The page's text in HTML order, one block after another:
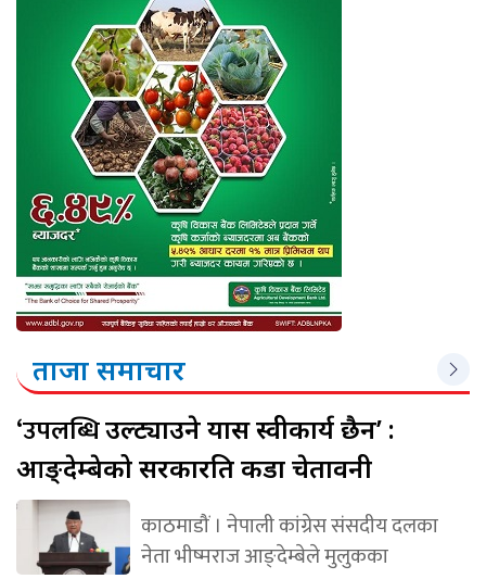
ताजा समाचार
‘उपलब्धिउल्ट्याउने प्रयास स्वीकार्य छैन’ :
आङ्देम्बेको सरकारप्रति कडा चेतावनी
काठमाडौं । नेपाली कांग्रेस संसदीय दलका
नेता भीष्मराज आङ्देम्बेले मुलुकका